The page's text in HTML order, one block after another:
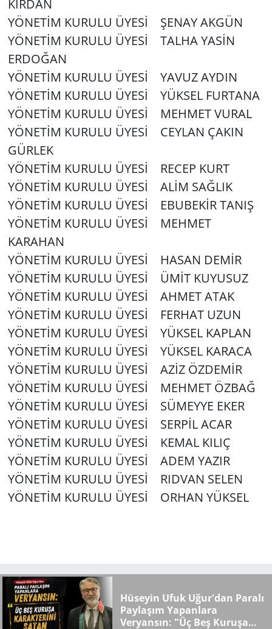
KIRDAN
YÖNETİM KURULU ÜYESİ ŞENAY AKGÜN
YÖNETİM KURULU ÜYESİ TALHA YASİN
ERDOĞAN
YÖNETİM KURULU ÜYESİ YAVUZ AYDIN
YÖNETİM KURULU ÜYESİ YÜKSEL FURTANA
YÖNETİM KURULU ÜYESİ MEHMET VURAL
YÖNETİM KURULU ÜYESİ CEYLAN ÇAKIN
GÜRLEK
YÖNETİM KURULU ÜYESİ RECEP KURT
YÖNETİM KURULU ÜYESİ ALİM SAĞLIK
YÖNETİM KURULU ÜYESİ EBUBEKİR TANIŞ
YÖNETİM KURULU ÜYESİ MEHMET
KARAHAN
YÖNETİM KURULU ÜYESİ HASAN DEMİR
YÖNETİM KURULU ÜYESİ ÜMİT KUYUSUZ
YÖNETİM KURULU ÜYESİ AHMET ATAK
YÖNETİM KURULU ÜYESİ FERHAT UZUN
YÖNETİM KURULU ÜYESİ YÜKSEL KAPLAN
YÖNETİM KURULU ÜYESİ YÜKSEL KARACA
YÖNETİM KURULU ÜYESİ AZİZ ÖZDEMİR
YÖNETİM KURULU ÜYESİ MEHMET ÖZBAĞ
YÖNETİM KURULU ÜYESİ SÜMEYYE EKER
YÖNETİM KURULU ÜYESİ SERPİL ACAR
YÖNETİM KURULU ÜYESİ KEMAL KILIÇ
YÖNETİM KURULU ÜYESİ ADEM YAZIR
YÖNETİM KURULU ÜYESİ RIDVAN SELEN
YÖNETİM KURULU ÜYESİ ORHAN YÜKSEL
Hüseyin Ufuk Uğur'dan Paralı
Paylaşım Yapanlara
Veryansın: "Üç Beş Kuruşa